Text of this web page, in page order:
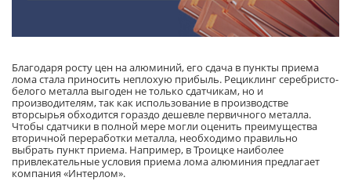
Благодаря росту цен на алюминий, его сдача в пункты приема
лома стала приносить неплохую прибыль. Рециклинг серебристо-
белого металла выгоден не только сдатчикам, но и
производителям, так как использование в производстве
вторсырья обходится гораздо дешевле первичного металла.
Чтобы сдатчики в полной мере могли оценить преимущества
вторичной переработки металла, необходимо правильно
выбрать пункт приема. Например, в Троицке наиболее
привлекательные условия приема лома алюминия предлагает
компания «Интерлом».